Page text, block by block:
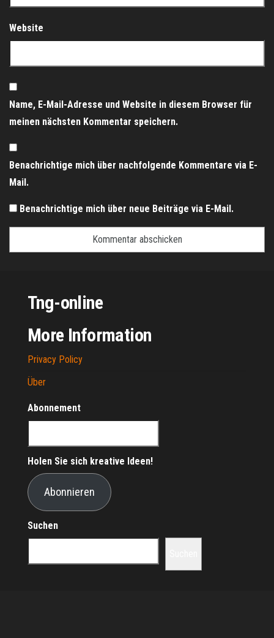
Website
Name, E-Mail-Adresse und Website in diesem Browser für
meinen nächsten Kommentar speichern.
Benachrichtige mich über nachfolgende Kommentare via E-
Mail.
Benachrichtige mich über neue Beiträge via E-Mail.
Tng-online
More Information
Privacy Policy
Über
Abonnement
Holen Sie sich kreative Ideen!
Abonnieren
Suchen